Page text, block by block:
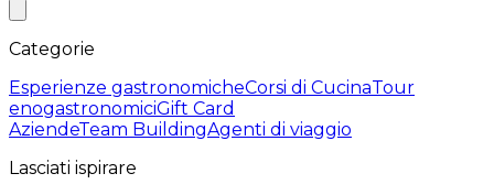
Categorie
Esperienze gastronomicheCorsi di CucinaTour
enogastronomiciGift Card
AziendeTeam BuildingAgenti di viaggio
Lasciati ispirare